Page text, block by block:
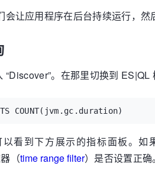
会让应用程序在后台持续运行，
。在那里切换到
COUNT(jvm.gc.duration)
看到下方展示的指标面板。如
（time range filter）是否设置正确